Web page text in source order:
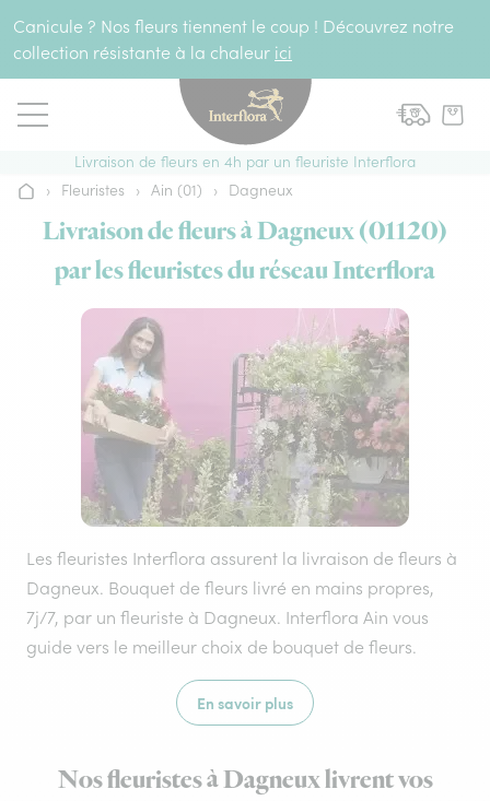
Canicule ? Nos fleurs tiennent le coup ! Découvrez notre
collection résistante à la chaleur ici
Livraison de fleurs en 4h par un fleuriste Interflora
Accueil
› Fleuristes › Ain (01) › Dagneux
Livraison de fleurs à Dagneux (01120)
par les fleuristes du réseau Interflora
Les fleuristes Interflora assurent la livraison de fleurs à
Dagneux. Bouquet de fleurs livré en mains propres,
7j/7, par un fleuriste à Dagneux. Interflora Ain vous
guide vers le meilleur choix de bouquet de fleurs.
En savoir plus
Nos fleuristes à Dagneux livrent vos